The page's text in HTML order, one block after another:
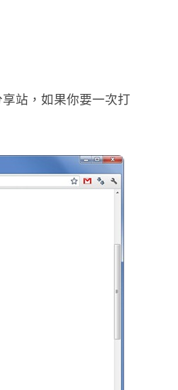
站，如果你要一次打